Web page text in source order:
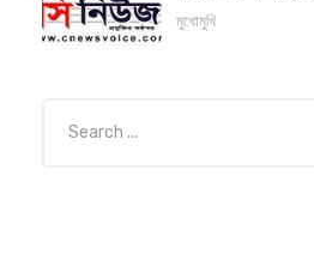
মুখোমুখি